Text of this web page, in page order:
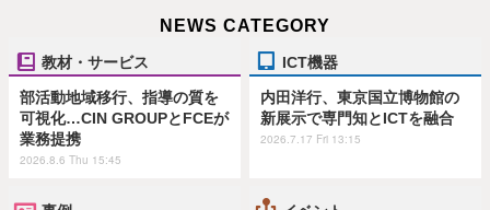
NEWS CATEGORY
教材・サービス
部活動地域移行、指導の質を
可視化…CIN GROUPとFCEが
業務提携
2026.8.6 Thu 15:45
ICT機器
内田洋行、東京国立博物館の
新展示で専門知とICTを融合
2026.7.17 Fri 13:15